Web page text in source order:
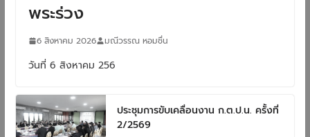
พระร่วง
6 สิงหาคม 2026 มณีวรรณ หอมชื่น
วันที่ 6 สิงหาคม 256
ประชุมการขับเคลื่อนงาน ก.ต.ป.น. ครั้งที่
2/2569